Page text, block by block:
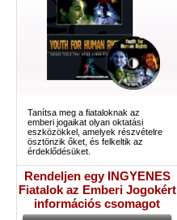
Tanítsa meg a fiataloknak az
emberi jogaikat olyan oktatási
eszközökkel, amelyek részvételre
ösztönzik őket, és felkeltik az
érdeklődésüket.
Rendeljen egy INGYENES
Fiatalok az Emberi Jogokért
információs csomagot